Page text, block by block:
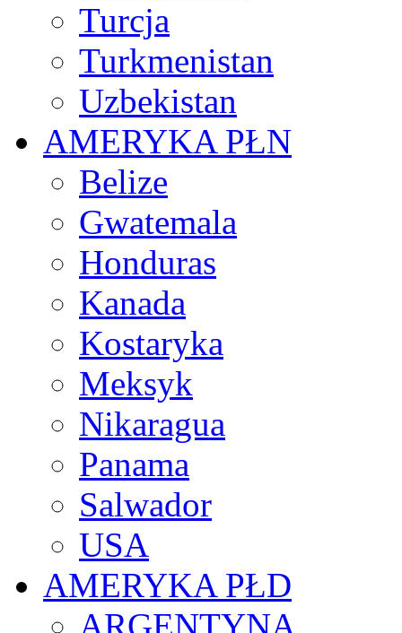
Turcja
Turkmenistan
Uzbekistan
AMERYKA PŁN
Belize
Gwatemala
Honduras
Kanada
Kostaryka
Meksyk
Nikaragua
Panama
Salwador
USA
AMERYKA PŁD